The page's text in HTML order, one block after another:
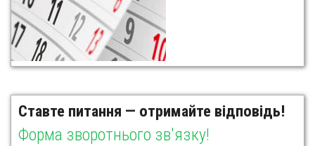
Ставте питання — отримайте відповідь!
Форма зворотнього зв'язку!